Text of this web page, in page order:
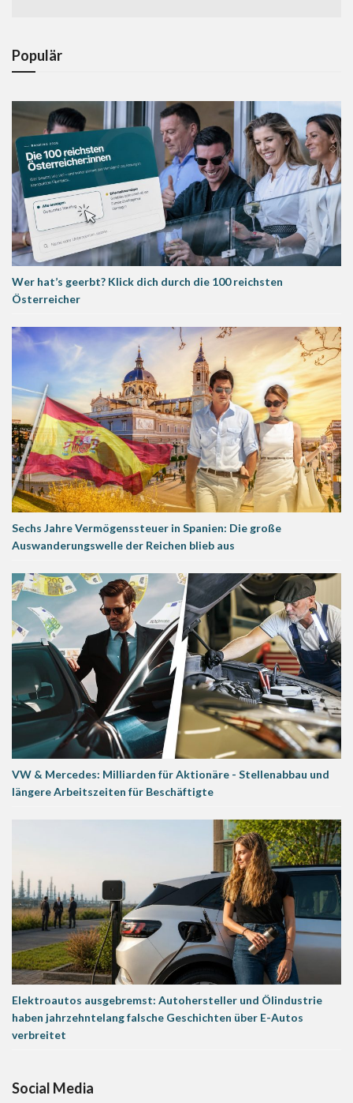
Populär
Wer hat’s geerbt? Klick dich durch die 100 reichsten
Österreicher
Sechs Jahre Vermögenssteuer in Spanien: Die große
Auswanderungswelle der Reichen blieb aus
VW & Mercedes: Milliarden für Aktionäre - Stellenabbau und
längere Arbeitszeiten für Beschäftigte
Elektroautos ausgebremst: Autohersteller und Ölindustrie
haben jahrzehntelang falsche Geschichten über E-Autos
verbreitet
Social Media